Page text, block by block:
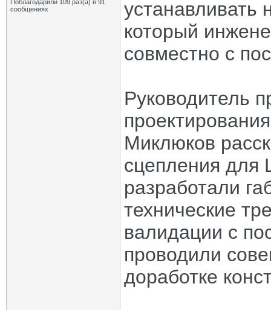
Поблагодарили 109 раз(а) в 91
сообщениях
устанавливать
который
совместно с
Руководитель
Миклюков
сцепления для
разработали
технические
валидации с
проводили
доработке